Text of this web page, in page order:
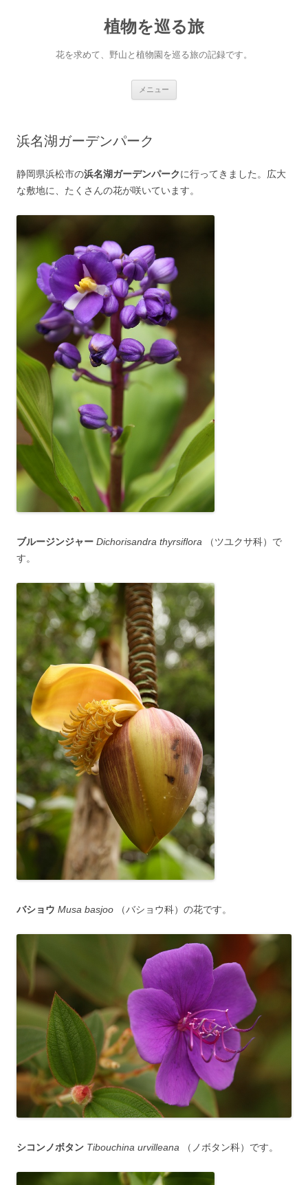
植物を巡る旅
花を求めて、野山と植物園を巡る旅の記録です。
メニュー
浜名湖ガーデンパーク
静岡県浜松市の浜名湖ガーデンパークに行ってきました。広大
な敷地に、たくさんの花が咲いています。
ブルージンジャー Dichorisandra thyrsiflora （ツユクサ科）で
す。
バショウ Musa basjoo （バショウ科）の花です。
シコンノボタン Tibouchina urvilleana （ノボタン科）です。